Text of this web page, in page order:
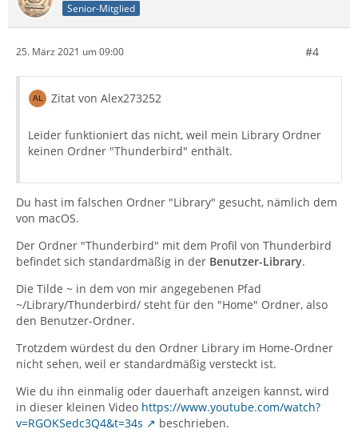
Senior-Mitglied
25. März 2021 um 09:00 #4
Zitat von Alex273252
Leider funktioniert das nicht, weil mein Library Ordner
keinen Ordner "Thunderbird" enthält.
Du hast im falschen Ordner "Library" gesucht, nämlich dem
von macOS.
Der Ordner "Thunderbird" mit dem Profil von Thunderbird
befindet sich standardmäßig in der Benutzer-Library.
Die Tilde ~ in dem von mir angegebenen Pfad
~/Library/Thunderbird/ steht für den "Home" Ordner, also
den Benutzer-Ordner.
Trotzdem würdest du den Ordner Library im Home-Ordner
nicht sehen, weil er standardmäßig versteckt ist.
Wie du ihn einmalig oder dauerhaft anzeigen kannst, wird
in dieser kleinen Video https://www.youtube.com/watch?
v=RGOKSedc3Q4&t=34s
beschrieben.